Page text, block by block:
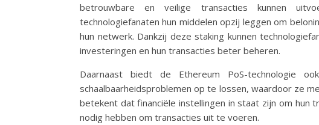
betrouwbare en veilige transacties kunnen
technologiefanaten hun middelen opzij leggen om
hun netwerk. Dankzij deze staking kunnen
investeringen en hun transacties beter beheren.
Daarnaast biedt de Ethereum PoS-technologie
schaalbaarheidsproblemen op te lossen, waardoor ze
betekent dat financiële instellingen in staat zijn om hun
nodig hebben om transacties uit te voeren.